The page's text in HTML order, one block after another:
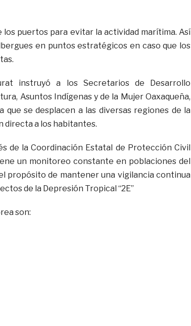
los puertos para evitar la actividad marítima. Así
en puntos estratégicos en caso que los
instruyó a los Secretarios de Desarrollo
Asuntos Indígenas y de la Mujer Oaxaqueña,
que se desplacen a las diversas regiones de la
directa a los habitantes.
de la Coordinación Estatal de Protección Civil
un monitoreo constante en poblaciones del
propósito de mantener una vigilancia continua
de la Depresión Tropical “2E”
son: